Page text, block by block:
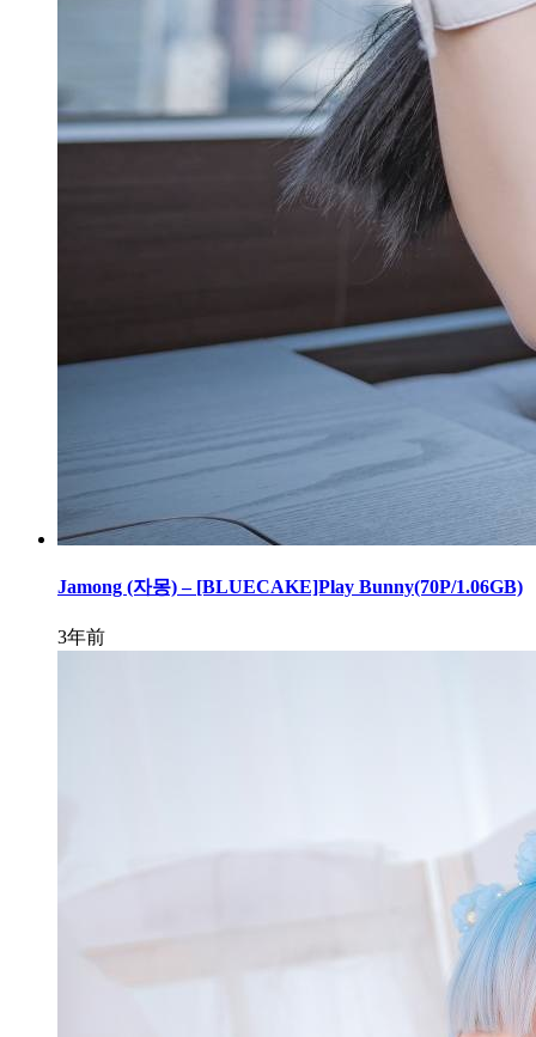
Jamong (자몽) – [BLUECAKE]Play Bunny(70P/1.06GB)
3年前